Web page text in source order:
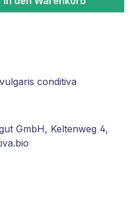
conditiva
GmbH, Keltenweg 4,